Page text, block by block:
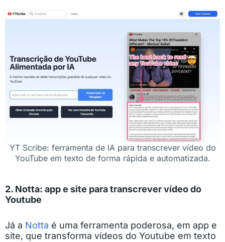
YT Scribe: ferramenta de IA para transcrever vídeo do
YouTube em texto de forma rápida e automatizada.
2. Notta: app e site para transcrever vídeo do
Youtube
Já a Notta é uma ferramenta poderosa, em app e
site, que transforma vídeos do Youtube em texto